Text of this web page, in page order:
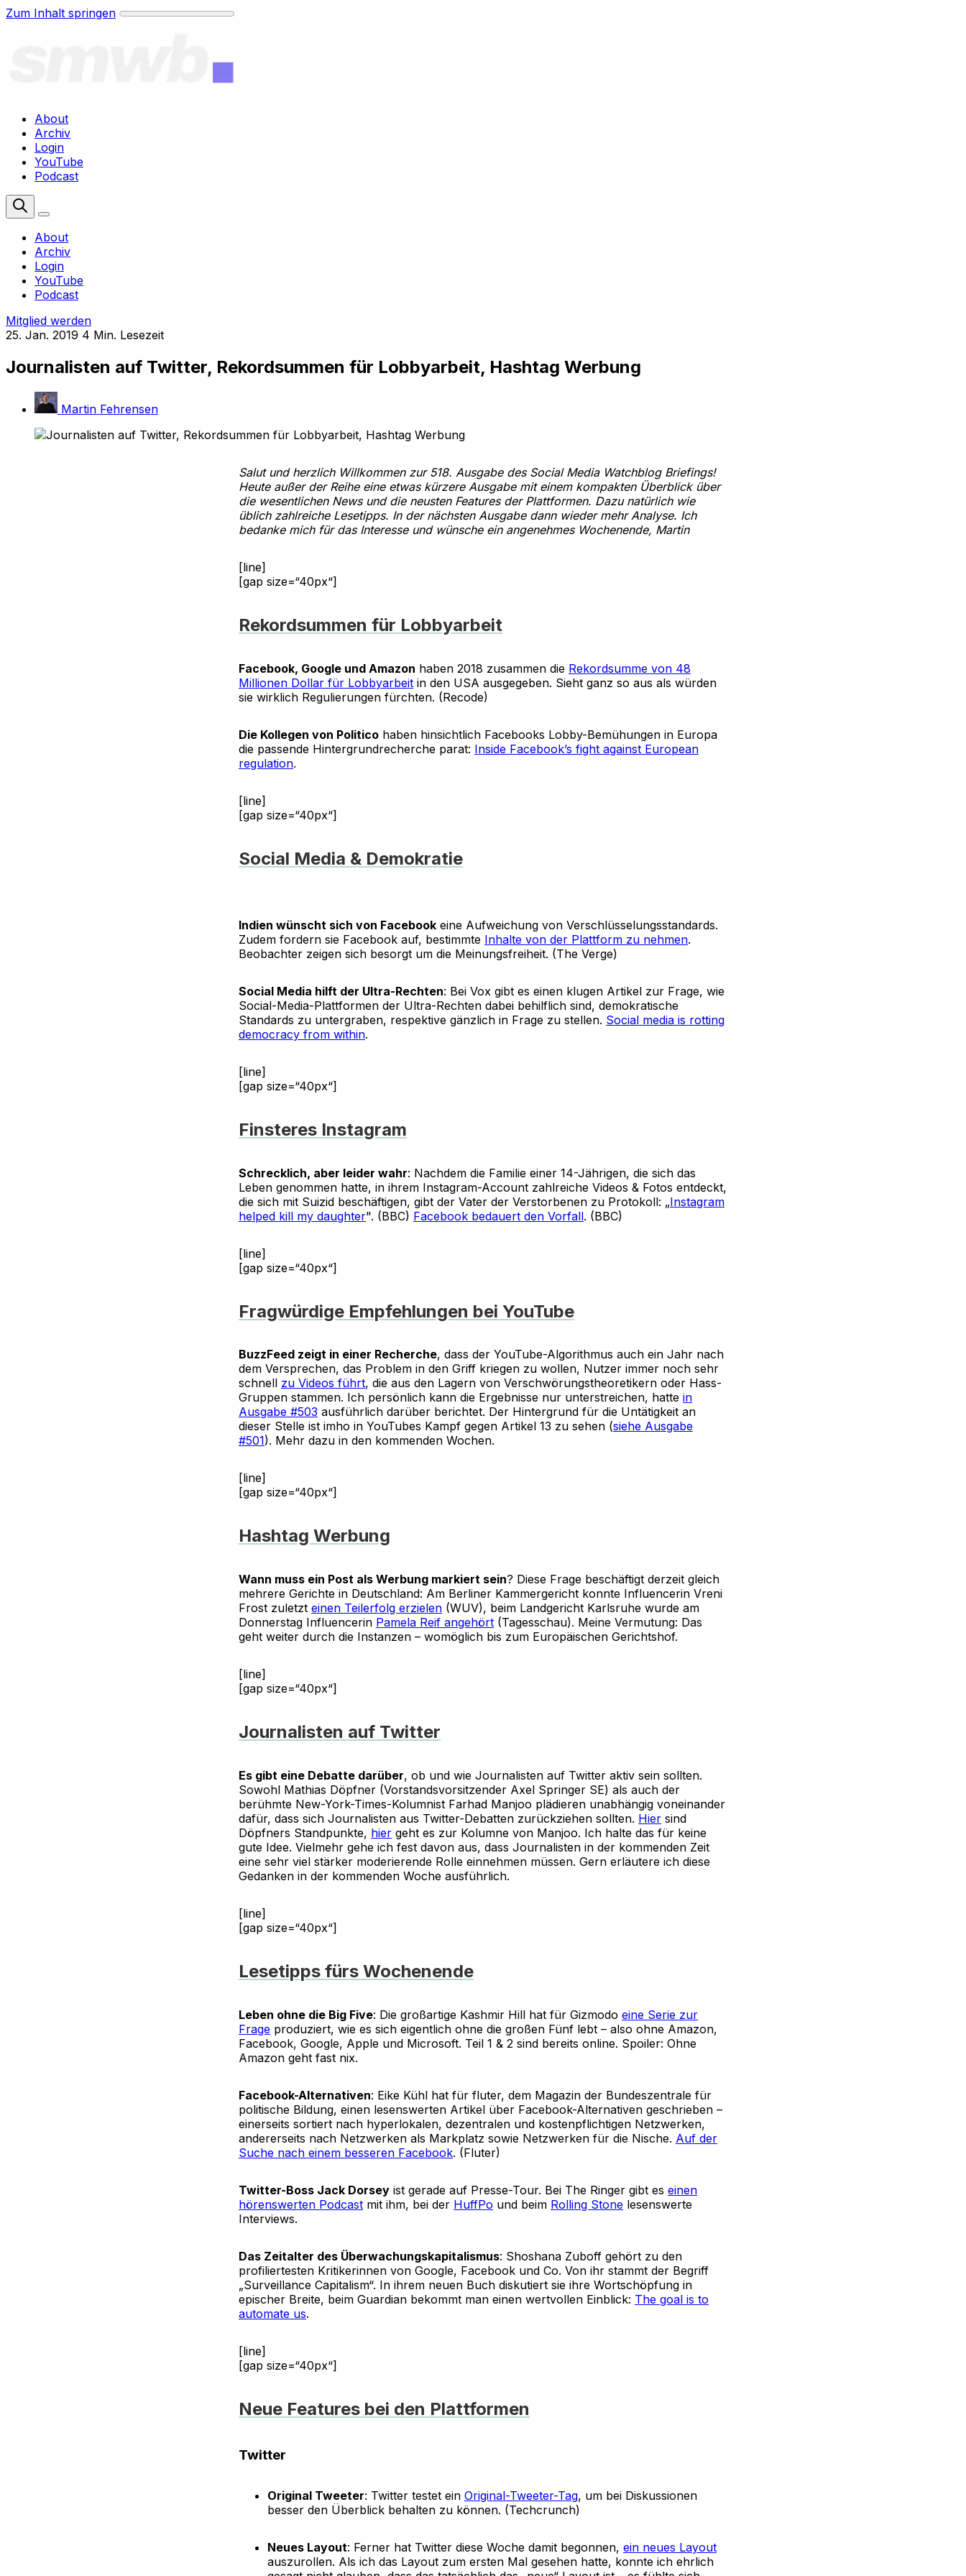
Zum Inhalt springen
About
Archiv
Login
YouTube
Podcast
About
Archiv
Login
YouTube
Podcast
Mitglied werden
25. Jan. 2019 4 Min. Lesezeit
Journalisten auf Twitter, Rekordsummen für Lobbyarbeit, Hashtag Werbung
Martin Fehrensen
Salut und herzlich Willkommen zur 518. Ausgabe des Social Media Watchblog Briefings!
Heute außer der Reihe eine etwas kürzere Ausgabe mit einem kompakten Überblick über
die wesentlichen News und die neusten Features der Plattformen. Dazu natürlich wie
üblich zahlreiche Lesetipps. In der nächsten Ausgabe dann wieder mehr Analyse. Ich
bedanke mich für das Interesse und wünsche ein angenehmes Wochenende, Martin
[line]
[gap size=“40px“]
Rekordsummen für Lobbyarbeit
Facebook, Google und Amazon haben 2018 zusammen die Rekordsumme von 48
Millionen Dollar für Lobbyarbeit in den USA ausgegeben. Sieht ganz so aus als würden
sie wirklich Regulierungen fürchten. (Recode)
Die Kollegen von Politico haben hinsichtlich Facebooks Lobby-Bemühungen in Europa
die passende Hintergrundrecherche parat: Inside Facebook’s fight against European
regulation.
[line]
[gap size=“40px“]
Social Media & Demokratie
Indien wünscht sich von Facebook eine Aufweichung von Verschlüsselungsstandards.
Zudem fordern sie Facebook auf, bestimmte Inhalte von der Plattform zu nehmen.
Beobachter zeigen sich besorgt um die Meinungsfreiheit. (The Verge)
Social Media hilft der Ultra-Rechten: Bei Vox gibt es einen klugen Artikel zur Frage, wie
Social-Media-Plattformen der Ultra-Rechten dabei behilflich sind, demokratische
Standards zu untergraben, respektive gänzlich in Frage zu stellen. Social media is rotting
democracy from within.
[line]
[gap size=“40px“]
Finsteres Instagram
Schrecklich, aber leider wahr: Nachdem die Familie einer 14-Jährigen, die sich das
Leben genommen hatte, in ihrem Instagram-Account zahlreiche Videos & Fotos entdeckt,
die sich mit Suizid beschäftigen, gibt der Vater der Verstorbenen zu Protokoll: „Instagram
helped kill my daughter". (BBC) Facebook bedauert den Vorfall. (BBC)
[line]
[gap size=“40px“]
Fragwürdige Empfehlungen bei YouTube
BuzzFeed zeigt in einer Recherche, dass der YouTube-Algorithmus auch ein Jahr nach
dem Versprechen, das Problem in den Griff kriegen zu wollen, Nutzer immer noch sehr
schnell zu Videos führt, die aus den Lagern von Verschwörungstheoretikern oder Hass-
Gruppen stammen. Ich persönlich kann die Ergebnisse nur unterstreichen, hatte in
Ausgabe #503 ausführlich darüber berichtet. Der Hintergrund für die Untätigkeit an
dieser Stelle ist imho in YouTubes Kampf gegen Artikel 13 zu sehen (siehe Ausgabe
#501). Mehr dazu in den kommenden Wochen.
[line]
[gap size=“40px“]
Hashtag Werbung
Wann muss ein Post als Werbung markiert sein? Diese Frage beschäftigt derzeit gleich
mehrere Gerichte in Deutschland: Am Berliner Kammergericht konnte Influencerin Vreni
Frost zuletzt einen Teilerfolg erzielen (WUV), beim Landgericht Karlsruhe wurde am
Donnerstag Influencerin Pamela Reif angehört (Tagesschau). Meine Vermutung: Das
geht weiter durch die Instanzen – womöglich bis zum Europäischen Gerichtshof.
[line]
[gap size=“40px“]
Journalisten auf Twitter
Es gibt eine Debatte darüber, ob und wie Journalisten auf Twitter aktiv sein sollten.
Sowohl Mathias Döpfner (Vorstandsvorsitzender Axel Springer SE) als auch der
berühmte New-York-Times-Kolumnist Farhad Manjoo plädieren unabhängig voneinander
dafür, dass sich Journalisten aus Twitter-Debatten zurückziehen sollten. Hier sind
Döpfners Standpunkte, hier geht es zur Kolumne von Manjoo. Ich halte das für keine
gute Idee. Vielmehr gehe ich fest davon aus, dass Journalisten in der kommenden Zeit
eine sehr viel stärker moderierende Rolle einnehmen müssen. Gern erläutere ich diese
Gedanken in der kommenden Woche ausführlich.
[line]
[gap size=“40px“]
Lesetipps fürs Wochenende
Leben ohne die Big Five: Die großartige Kashmir Hill hat für Gizmodo eine Serie zur
Frage produziert, wie es sich eigentlich ohne die großen Fünf lebt – also ohne Amazon,
Facebook, Google, Apple und Microsoft. Teil 1 & 2 sind bereits online. Spoiler: Ohne
Amazon geht fast nix.
Facebook-Alternativen: Eike Kühl hat für fluter, dem Magazin der Bundeszentrale für
politische Bildung, einen lesenswerten Artikel über Facebook-Alternativen geschrieben –
einerseits sortiert nach hyperlokalen, dezentralen und kostenpflichtigen Netzwerken,
andererseits nach Netzwerken als Markplatz sowie Netzwerken für die Nische. Auf der
Suche nach einem besseren Facebook. (Fluter)
Twitter-Boss Jack Dorsey ist gerade auf Presse-Tour. Bei The Ringer gibt es einen
hörenswerten Podcast mit ihm, bei der HuffPo und beim Rolling Stone lesenswerte
Interviews.
Das Zeitalter des Überwachungskapitalismus: Shoshana Zuboff gehört zu den
profiliertesten Kritikerinnen von Google, Facebook und Co. Von ihr stammt der Begriff
„Surveillance Capitalism“. In ihrem neuen Buch diskutiert sie ihre Wortschöpfung in
epischer Breite, beim Guardian bekommt man einen wertvollen Einblick: The goal is to
automate us.
[line]
[gap size=“40px“]
Neue Features bei den Plattformen
Twitter
Original Tweeter: Twitter testet ein Original-Tweeter-Tag, um bei Diskussionen
besser den Überblick behalten zu können. (Techcrunch)
Neues Layout: Ferner hat Twitter diese Woche damit begonnen, ein neues Layout
auszurollen. Als ich das Layout zum ersten Mal gesehen hatte, konnte ich ehrlich